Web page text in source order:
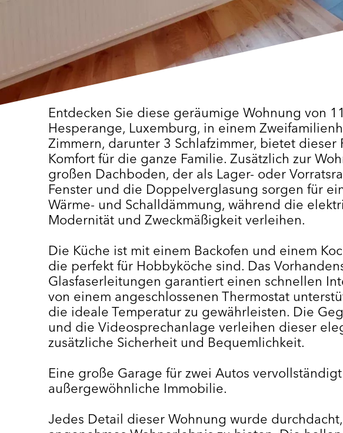
Entdecken Sie diese geräumige Wohnung von
Hesperange, Luxemburg, in einem
Zimmern, darunter 3 Schlafzimmer, bietet dieser
Komfort für die ganze Familie. Zusätzlich zur
großen Dachboden, der als Lager- oder
Fenster und die Doppelverglasung sorgen für
Wärme- und Schalldämmung, während die
Modernität und Zweckmäßigkeit verleihen.
Die Küche ist mit einem Backofen und einem
die perfekt für Hobbyköche sind. Das
Glasfaserleitungen garantiert einen schnellen
von einem angeschlossenen Thermostat
die ideale Temperatur zu gewährleisten. Die
und die Videosprechanlage verleihen dieser
zusätzliche Sicherheit und Bequemlichkeit.
Eine große Garage für zwei Autos
außergewöhnliche Immobilie.
Jedes Detail dieser Wohnung wurde